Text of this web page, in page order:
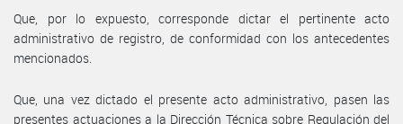
Que, por lo expuesto, corresponde dictar el pertinente acto
administrativo de registro, de conformidad con los antecedentes
mencionados.
Que, una vez dictado el presente acto administrativo, pasen las
presentes actuaciones a la Dirección Técnica sobre Regulación del